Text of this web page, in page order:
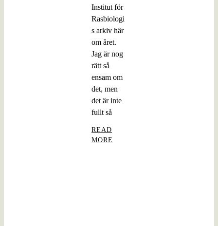
Institut för
Rasbiologi
s arkiv här
om året.
Jag är nog
rätt så
ensam om
det, men
det är inte
fullt så
READ
MORE